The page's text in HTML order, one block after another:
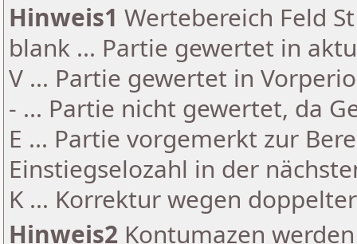
Hinweis1 Wertebereich Feld
blank ... Partie gewertet in
V ... Partie gewertet in
- ... Partie nicht gewertet, da
E ... Partie vorgemerkt zur
Einstiegselozahl in der
K ... Korrektur wegen
Hinweis2 Kontumazen